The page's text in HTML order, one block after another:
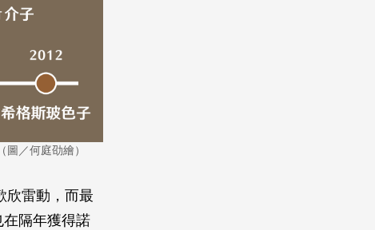
／何庭劭繪）
欣雷動，而最
隔年獲得諾